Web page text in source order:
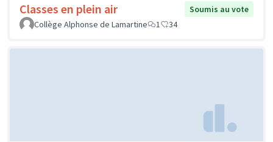
Classes en plein air
Soumis au vote
Collège Alphonse de Lamartine
1 34